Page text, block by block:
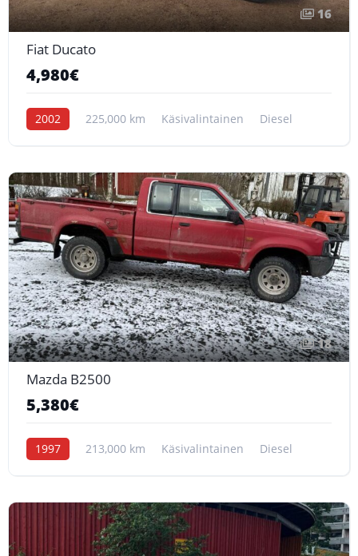
16
Fiat Ducato
4,980€
2002 225,000 km Käsivalintainen Diesel
18
Mazda B2500
5,380€
1997 213,000 km Käsivalintainen Diesel